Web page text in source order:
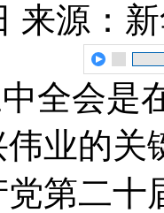
来源：
全会是
业的关
第二十